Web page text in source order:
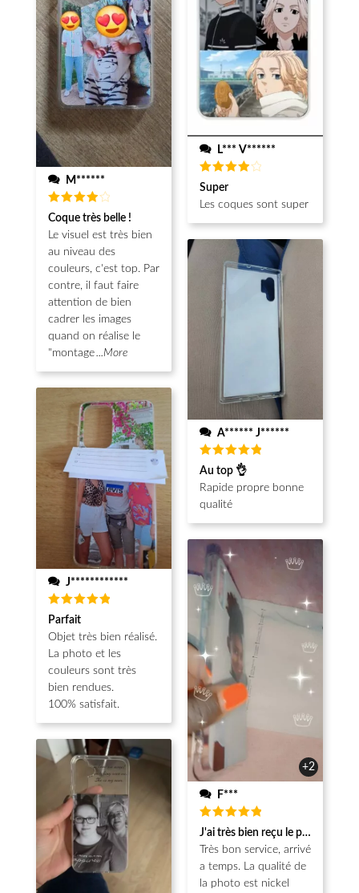
M******
Note4
sur 5
Coque très belle !
Le visuel est très bien
au niveau des
couleurs, c'est top. Par
contre, il faut faire
attention de bien
cadrer les images
quand on réalise le
"montage...More
J************
Note5
sur 5
Parfait
Objet très bien réalisé.
La photo et les
couleurs sont très
bien rendues.
100% satisfait.
L*** V******
Note
sur 5
Super
Les coques sont super
A****** J******
Note5
sur 5
Au top 👌
Rapide propre bonne
qualité
+2
F***
Note5
sur 5
J'ai très bien reçu le produit.
Très bon service, arrivé
a temps. La qualité de
la photo est nickel